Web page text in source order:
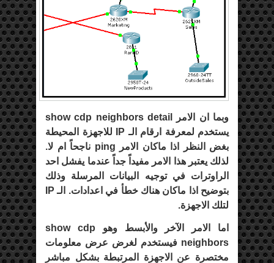
وبما ان الامر show cdp neighbors detail
يستخدم لمعرفة ارقام الـ IP للاجهزة المحيطة
بغض النظر اذا ماكان الامر ping ناجحاً ام لا.
لذلك يعتبر هذا الامر مفيداً جداً عندما يفشل احد
الراوترات في توجيه البيانات المرسلة وذلك
بتوضيح اذا ماكان هناك خطأ في اعدادات. الـ IP
لتلك الاجهزة.
اما الامر الآخر والأبسط وهو show cdp
neighbors فيستخدم لغرض عرض معلومات
مختصرة عن الاجهزة المرتبطة بشكل مباشر